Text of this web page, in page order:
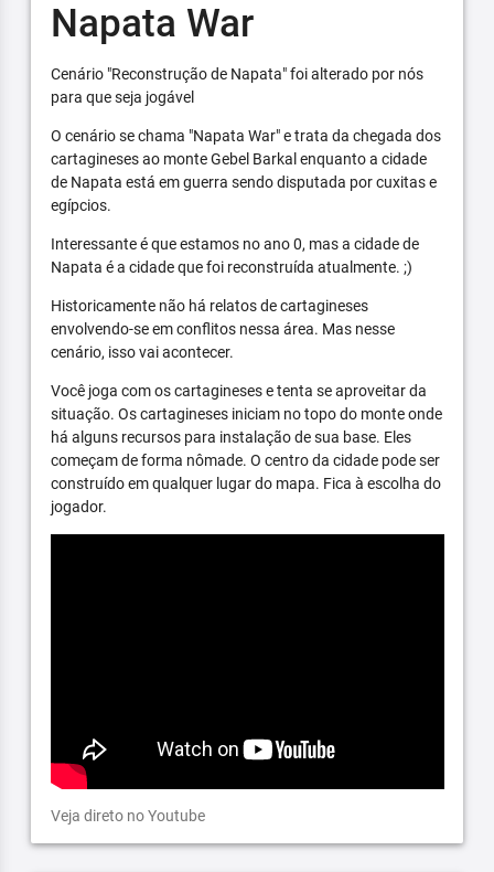
Napata War
Cenário "Reconstrução de Napata" foi alterado por nós
para que seja jogável
O cenário se chama "Napata War" e trata da chegada dos
cartagineses ao monte Gebel Barkal enquanto a cidade
de Napata está em guerra sendo disputada por cuxitas e
egípcios.
Interessante é que estamos no ano 0, mas a cidade de
Napata é a cidade que foi reconstruída atualmente. ;)
Historicamente não há relatos de cartagineses
envolvendo-se em conflitos nessa área. Mas nesse
cenário, isso vai acontecer.
Você joga com os cartagineses e tenta se aproveitar da
situação. Os cartagineses iniciam no topo do monte onde
há alguns recursos para instalação de sua base. Eles
começam de forma nômade. O centro da cidade pode ser
construído em qualquer lugar do mapa. Fica à escolha do
jogador.
Veja direto no Youtube